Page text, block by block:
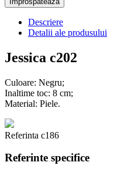
Descriere
Detalii ale produsului
Jessica c202
Culoare: Negru;
Inaltime toc: 8 cm;
Material: Piele.
Referinta c186
Referinte specifice